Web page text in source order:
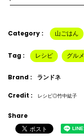
Category : 山ごはん
Tag : レシピ グルメ
Brand : ランドネ
Credit : レシピ◎竹中紘子
Share